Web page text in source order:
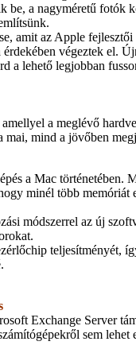
be, a nagyméretű fotók
amit az Apple
végeztek el.
a lehető legjobban
a meglévő
mind a jövőben
a Mac történetében.
minél több memóriát
módszerrel az új
teljesítményét,
Exchange Server
sem lehet